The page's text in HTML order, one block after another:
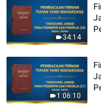
34:14
1:06:10